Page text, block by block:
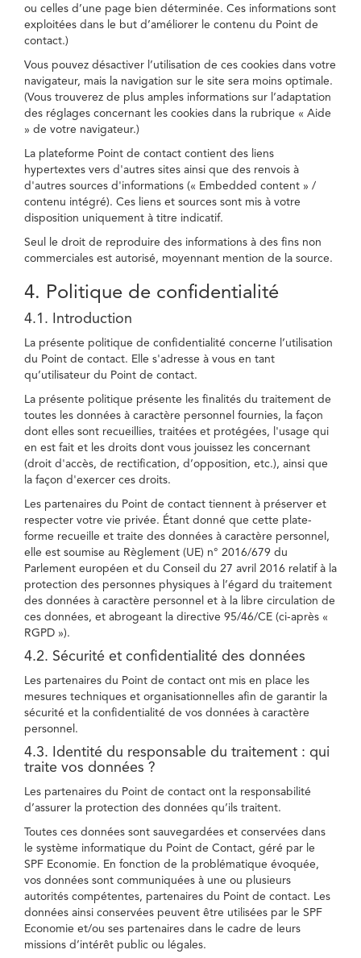
ou celles d’une page bien déterminée. Ces informations sont
exploitées dans le but d’améliorer le contenu du Point de
contact.)
Vous pouvez désactiver l’utilisation de ces cookies dans votre
navigateur, mais la navigation sur le site sera moins optimale.
(Vous trouverez de plus amples informations sur l’adaptation
des réglages concernant les cookies dans la rubrique « Aide
» de votre navigateur.)
La plateforme Point de contact contient des liens
hypertextes vers d'autres sites ainsi que des renvois à
d'autres sources d'informations (« Embedded content » /
contenu intégré). Ces liens et sources sont mis à votre
disposition uniquement à titre indicatif.
Seul le droit de reproduire des informations à des fins non
commerciales est autorisé, moyennant mention de la source.
4. Politique de confidentialité
4.1. Introduction
La présente politique de confidentialité concerne l’utilisation
du Point de contact. Elle s'adresse à vous en tant
qu’utilisateur du Point de contact.
La présente politique présente les finalités du traitement de
toutes les données à caractère personnel fournies, la façon
dont elles sont recueillies, traitées et protégées, l'usage qui
en est fait et les droits dont vous jouissez les concernant
(droit d'accès, de rectification, d’opposition, etc.), ainsi que
la façon d'exercer ces droits.
Les partenaires du Point de contact tiennent à préserver et
respecter votre vie privée. Étant donné que cette plate-
forme recueille et traite des données à caractère personnel,
elle est soumise au Règlement (UE) n° 2016/679 du
Parlement européen et du Conseil du 27 avril 2016 relatif à la
protection des personnes physiques à l’égard du traitement
des données à caractère personnel et à la libre circulation de
ces données, et abrogeant la directive 95/46/CE (ci-après «
RGPD »).
4.2. Sécurité et confidentialité des données
Les partenaires du Point de contact ont mis en place les
mesures techniques et organisationnelles afin de garantir la
sécurité et la confidentialité de vos données à caractère
personnel.
4.3. Identité du responsable du traitement : qui
traite vos données ?
Les partenaires du Point de contact ont la responsabilité
d’assurer la protection des données qu’ils traitent.
Toutes ces données sont sauvegardées et conservées dans
le système informatique du Point de Contact, géré par le
SPF Economie. En fonction de la problématique évoquée,
vos données sont communiquées à une ou plusieurs
autorités compétentes, partenaires du Point de contact. Les
données ainsi conservées peuvent être utilisées par le SPF
Economie et/ou ses partenaires dans le cadre de leurs
missions d’intérêt public ou légales.